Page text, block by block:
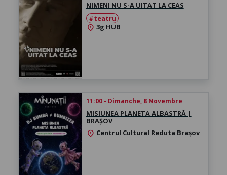
NIMENI NU S-A UITAT LA CEAS
#teatru
location_on3g HUB
11:00 - Dimanche, 8 Novembre
MISIUNEA PLANETA ALBASTRĂ |
BRAȘOV
location_on Centrul Cultural Reduta Brașov